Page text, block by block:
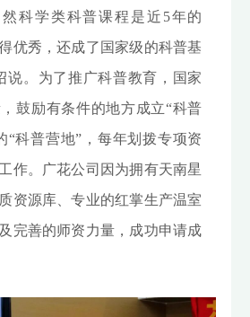
科学类科普课程是近5年的
优秀，还成了国家级的科普基
说。为了推广科普教育，国家
鼓励有条件的地方成立“科普
“科普营地”，每年划拨专项资
作。广花公司因为拥有天南星
资源库、专业的红掌生产温室
完善的师资力量，成功申请成